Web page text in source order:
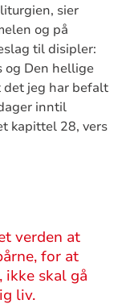
sier
og på
til disipler:
og Den hellige
jeg har befalt
inntil
kapittel 28, vers
verden at
for at
ikke skal gå
liv.